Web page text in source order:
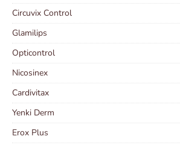
Circuvix Control
Glamilips
Opticontrol
Nicosinex
Cardivitax
Yenki Derm
Erox Plus